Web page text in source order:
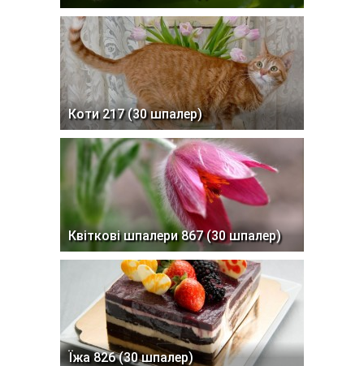
Коти 217 (30 шпалер)
Квіткові шпалери 867 (30 шпалер)
Їжа 826 (30 шпалер)